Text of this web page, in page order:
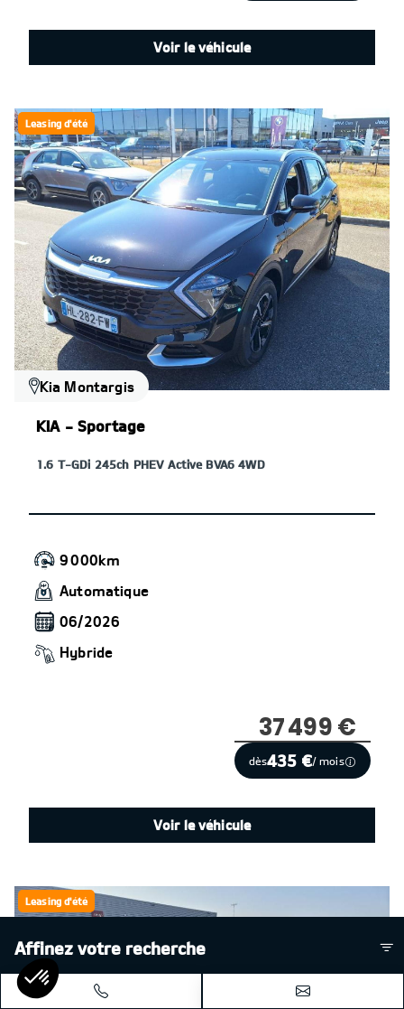
Affinez votre recherche
Voir le véhicule
Leasing d'été
Kia Montargis
KIA - Sportage
1.6 T-GDi 245ch PHEV Active BVA6 4WD
9 000km
Automatique
06/2026
Hybride
37 499 €
dès435 €/ mois
Voir le véhicule
Leasing d'été